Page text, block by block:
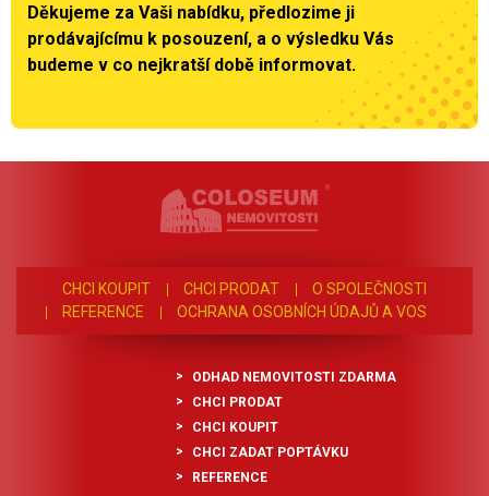
Děkujeme za Vaši nabídku, předlozime ji
prodávajícímu k posouzení, a o výsledku Vás
budeme v co nejkratší době informovat.
CHCI KOUPIT CHCI PRODAT
O SPOLEČNOSTI
REFERENCE
OCHRANA OSOBNÍCH ÚDAJŮ A VOS
ODHAD NEMOVITOSTI ZDARMA
CHCI PRODAT
CHCI KOUPIT
CHCI ZADAT POPTÁVKU
REFERENCE